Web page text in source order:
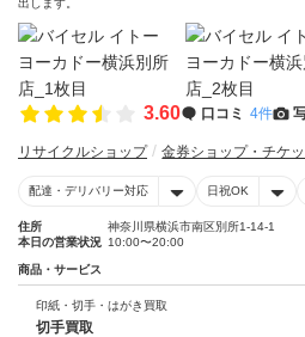
出します。
3.60 口コミ 4件
リサイクルショップ 金券ショップ・チケ
配達・デリバリー対応 日祝OK
住所
神奈川県横浜市南区別所1-14-1
本日の営業状況 10:00〜20:00
商品・サービス
印紙・切手・はがき買取
切手買取